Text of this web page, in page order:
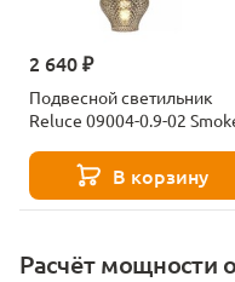
Расчёт мощности
2 640 ₽
Подвесной светильник
Reluce 09004-0.9-02
В корзину